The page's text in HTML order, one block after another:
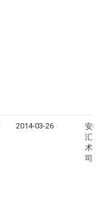
2014-03-26
安徽
汇电
术有
司